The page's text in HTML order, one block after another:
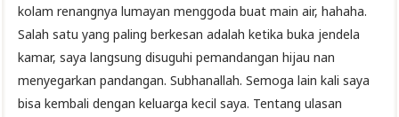
kolam renangnya lumayan menggoda buat main air, hahaha.
Salah satu yang paling berkesan adalah ketika buka jendela
kamar, saya langsung disuguhi pemandangan hijau nan
menyegarkan pandangan. Subhanallah. Semoga lain kali saya
bisa kembali dengan keluarga kecil saya. Tentang ulasan